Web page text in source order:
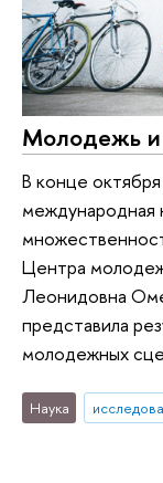
Молодежь и
В конце
международная
Центра
Леонидовна
представила
молодежных
Наука